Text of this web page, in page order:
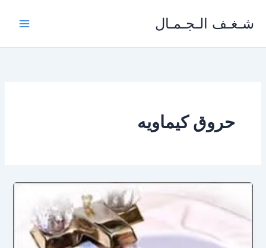
شـغـف الـجـمـال
حروق كيماويه